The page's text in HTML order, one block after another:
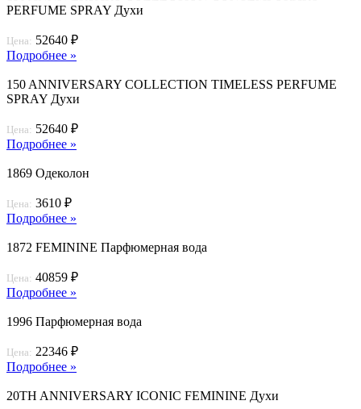
PERFUME SPRAY Духи
Цена: 52640 ₽
Подробнее »
150 ANNIVERSARY COLLECTION TIMELESS PERFUME
SPRAY Духи
Цена: 52640 ₽
Подробнее »
1869 Одеколон
Цена: 3610 ₽
Подробнее »
1872 FEMININE Парфюмерная вода
Цена: 40859 ₽
Подробнее »
1996 Парфюмерная вода
Цена: 22346 ₽
Подробнее »
20TH ANNIVERSARY ICONIC FEMININE Духи